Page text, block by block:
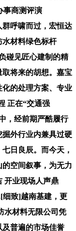
事商测评演
呼啸而过，宏恒达
材料绿色标杆
碰见匠心建制的精
将来的胡想。嘉宝
的处理方案、专业
正在“交通强
，经前期严酷履行
外行业内兼具过硬
日良辰。而今天，
空间叙事，为无力
开业现场人声鼎
细致]越南基建，更
水材料无限公司凭
普遍的市场佳誉